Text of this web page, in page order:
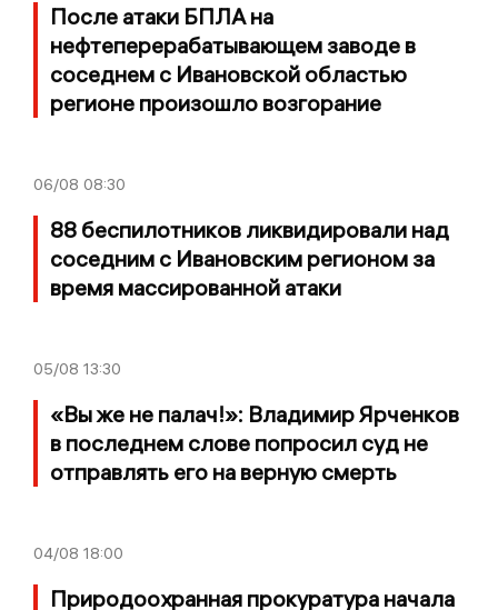
После атаки БПЛА на
нефтеперерабатывающем заводе в
соседнем с Ивановской областью
регионе произошло возгорание
06/08 08:30
88 беспилотников ликвидировали над
соседним с Ивановским регионом за
время массированной атаки
05/08 13:30
«Вы же не палач!»: Владимир Ярченков
в последнем слове попросил суд не
отправлять его на верную смерть
04/08 18:00
Природоохранная прокуратура начала